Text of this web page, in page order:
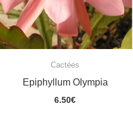
Cactées
Epiphyllum Olympia
6.50€